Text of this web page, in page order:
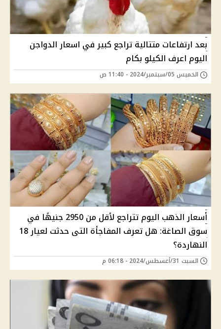
بعد ارتفاعات متتالية تراجع كبير في اسعار الدواجن
اليوم اعرف الكيلو بكام
الخميس 05/سبتمبر/2024 - 11:40 ص
أسعار الذهب اليوم تتراجع لأقل من 2950 جنيهًا في
سوق الصاغة: هل تعرف المفاجأة التى حدثت لعيار 18
النهاردة؟
السبت 31/أغسطس/2024 - 06:18 م